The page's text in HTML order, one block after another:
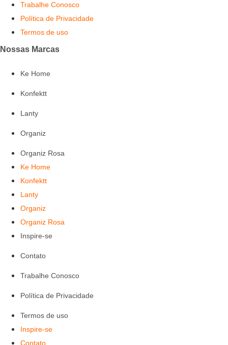
Trabalhe Conosco
Política de Privacidade
Termos de uso
Nossas Marcas
Ke Home
Konfektt
Lanty
Organiz
Organiz Rosa
Ke Home
Konfektt
Lanty
Organiz
Organiz Rosa
Inspire-se
Contato
Trabalhe Conosco
Política de Privacidade
Termos de uso
Inspire-se
Contato